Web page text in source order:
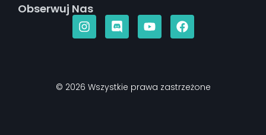
Obserwuj Nas
© 2026 Wszystkie prawa zastrzeżone